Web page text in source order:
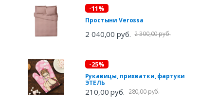
-11%
Простыни Verossa
2 040,00 руб. 2 300,00 руб.
-25%
Рукавицы, прихватки, фартуки
ЭТЕЛЬ
210,00 руб. 280,00 руб.